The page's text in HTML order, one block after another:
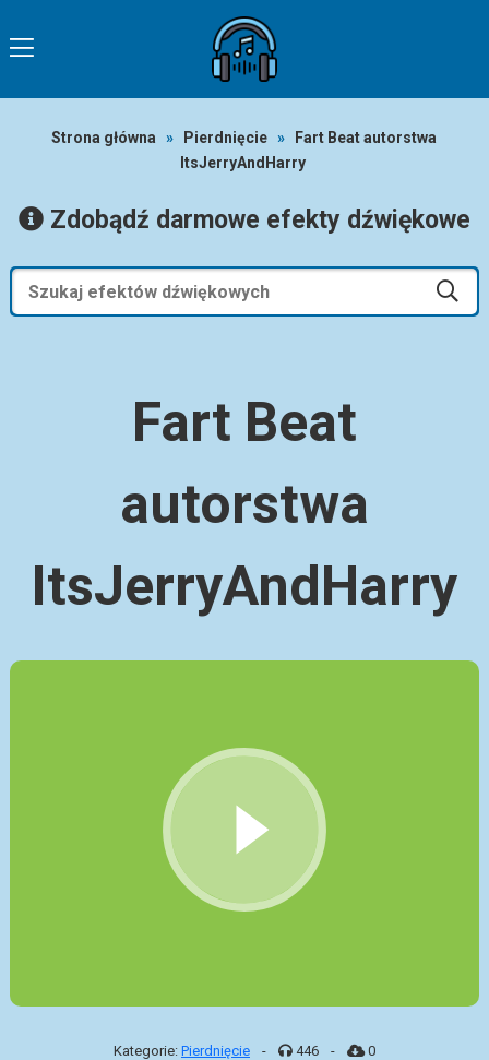
Strona główna » Pierdnięcie »
Fart Beat autorstwa
ItsJerryAndHarry
Zdobądź darmowe efekty dźwiękowe
Fart Beat
autorstwa
ItsJerryAndHarry
Kategorie: Pierdnięcie - 446 - 0